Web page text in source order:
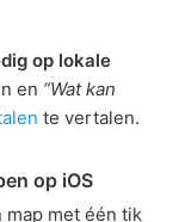
op lokale
en “Wat kan
te vertalen.
op iOS
met één tik